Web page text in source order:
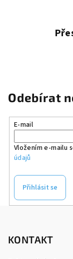
Odebírat
E-mail
Vložením e-mailu
údajů
Přihlásit se
KONTAKT